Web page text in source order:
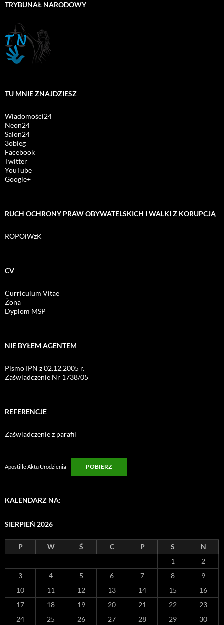
TRYBUNAŁ NARODOWY
TU MNIE ZNAJDZIESZ
Wiadomości24
Neon24
Salon24
3obieg
Facebook
Twitter
YouTube
Google+
RUCH OCHRONY PRAW OBYWATELSKICH I WALKI Z KORUPCJĄ
ROPOiWzK
CV
Curriculum Vitae
Żona
Dyplom MSP
NIE BYŁEM AGENTEM
Pismo IPN z 02.12.2005 r.
Zaświadczenie Nr 1738/05
REFERENCJE
Zaświadczenie z parafii
Apostille Aktu Urodzienia POBIERZ
KALENDARZ NA:
SIERPIEŃ 2026
P W Ś C P S
N
1
2
3
4 5 6 7 8
9
10
11 12 13 14 15
16
17
18 19 20 21 22
23
24
25 26 27 28 29
30